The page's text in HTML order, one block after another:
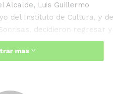
Alcalde, Luis Guillermo
del Instituto de Cultura, y de
decidieron regresar y
como ropa,
a la señora Isabela que
mas